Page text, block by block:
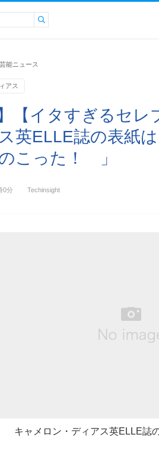
芸能ニュース
アス
】【イタすぎるセレ
英ELLE誌の表紙
こった！ 」
0分 Techinsight
キャメロン・ディアス英ELLE誌